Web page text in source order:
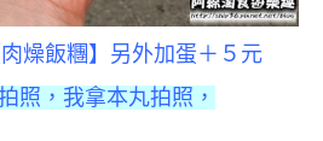
燥飯糰】另外加蛋＋５元
照，我拿本丸拍照，